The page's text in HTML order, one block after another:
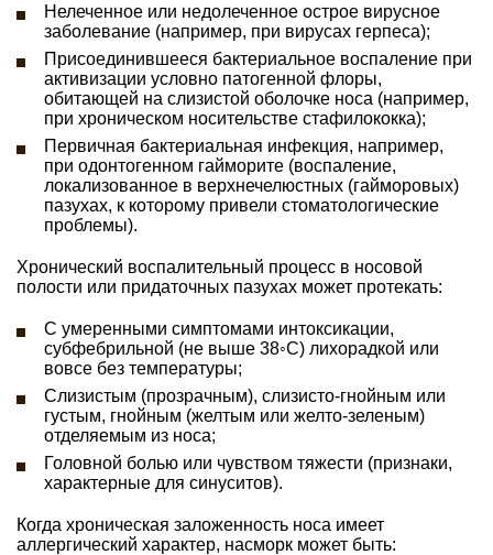
Нелеченное или недолеченное острое вирусное
заболевание (например, при вирусах герпеса);
Присоединившееся бактериальное воспаление при
активизации условно патогенной флоры,
обитающей на слизистой оболочке носа (например,
при хроническом носительстве стафилококка);
Первичная бактериальная инфекция, например,
при одонтогенном гайморите (воспаление,
локализованное в верхнечелюстных (гайморовых)
пазухах, к которому привели стоматологические
проблемы).
Хронический воспалительный процесс в носовой
полости или придаточных пазухах может протекать:
С умеренными симптомами интоксикации,
субфебрильной (не выше 38◦С) лихорадкой или
вовсе без температуры;
Слизистым (прозрачным), слизисто-гнойным или
густым, гнойным (желтым или желто-зеленым)
отделяемым из носа;
Головной болью или чувством тяжести (признаки,
характерные для синуситов).
Когда хроническая заложенность носа имеет
аллергический характер, насморк может быть: